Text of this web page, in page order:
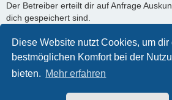
Diese Website nutzt Cookies, um dir
bestmöglichen Komfort bei der
bieten. Mehr erfahren
Der Betreiber erteilt dir auf Anfrage
dich gespeichert sind.
Du kannst jederzeit die Löschung bzw.
verlangen. Kontaktiere hierzu bitte den